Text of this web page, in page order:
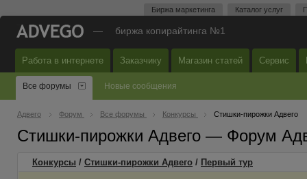
Биржа маркетинга Каталог услуг
— биржа копирайтинга №1
Работа в интернете Заказчику Магазин статей Сервис
Все форумы Новые сообщения
Адвего Форум Все форумы Конкурсы Стишки-пирожки Адвего
Стишки-пирожки Адвего — Форум
Конкурсы / Стишки-пирожки Адвего / Первый тур